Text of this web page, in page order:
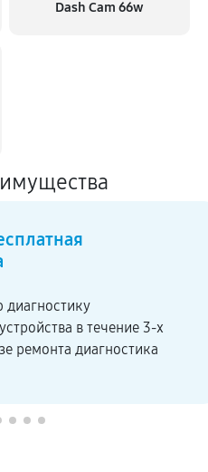
Dash Cam 66w
в течение 3-х
ремонта диагностика